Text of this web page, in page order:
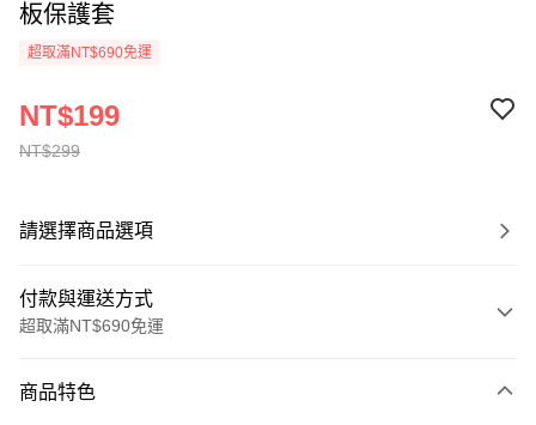
板保護套
超取滿NT$690免運
NT$299
NT$199
請選擇商品選項
付款與運送方式
超取滿NT$690免運
信用卡一次付款
商品特色